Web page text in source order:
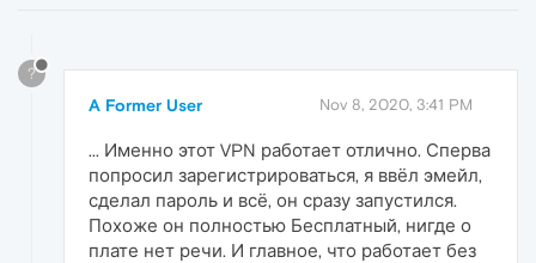
?
A Former User Nov 8, 2020, 3:41 PM
... Именно этот VPN работает отлично. Сперва
попросил зарегистрироваться, я ввёл эмейл,
сделал пароль и всё, он сразу запустился.
Похоже он полностью Бесплатный, нигде о
плате нет речи. И главное, что работает без